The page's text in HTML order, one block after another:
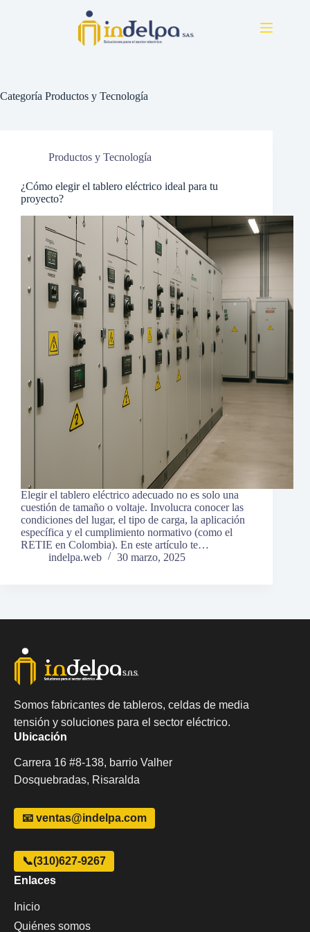
Categoría Productos y Tecnología
Productos y Tecnología
¿Cómo elegir el tablero eléctrico ideal para tu
proyecto?
Elegir el tablero eléctrico adecuado no es solo una
cuestión de tamaño o voltaje. Involucra conocer las
condiciones del lugar, el tipo de carga, la aplicación
específica y el cumplimiento normativo (como el
RETIE en Colombia). En este artículo te…
indelpa.web
30 marzo, 2025
Somos fabricantes de tableros, celdas de media
tensión y soluciones para el sector eléctrico.
Ubicación
Carrera 16 #8-138, barrio Valher
Dosquebradas, Risaralda
📧 ventas@indelpa.com
📞(310)627-9267
Enlaces
Inicio
Quiénes somos